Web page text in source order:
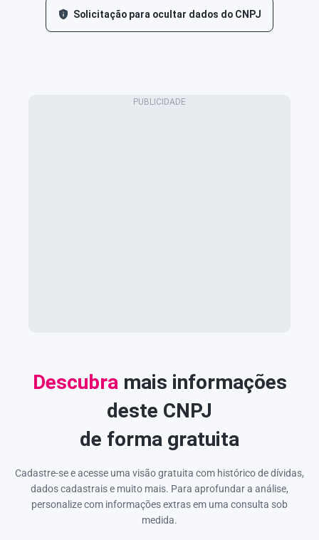
Solicitação para ocultar dados do CNPJ
Descubra mais informações
deste CNPJ
de forma gratuita
Cadastre-se e acesse uma visão gratuita com histórico de dívidas,
dados cadastrais e muito mais. Para aprofundar a análise,
personalize com informações extras em uma consulta sob
medida.